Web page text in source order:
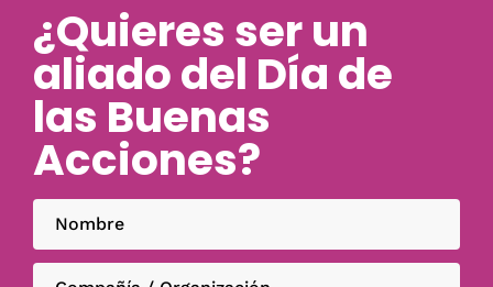
¿Quieres ser un
aliado del Día de
las Buenas
Acciones?